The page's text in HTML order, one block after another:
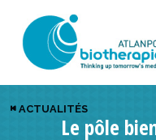
Retour
À propos
Présentation du pôle
Domaines d’excellence
Retour
Notre réseau
Membres du pôle
Partenaires
Retour
Actus, événements, AAP
Actualités
Événements
Retour
Notre offre
Diversifiez votre réseau
Visez l’international
Retour
Nous rejoindre
En tant qu’adhérent
En tant que partenaire
Retour
Emploi
Offres d’emploi
Candidatures
ACTUALITÉS
Le pôle